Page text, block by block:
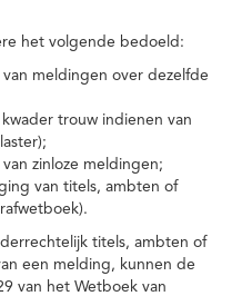
het volgende bedoeld:
meldingen over dezelfde
trouw indienen van
zinloze meldingen;
van titels, ambten of
titels, ambten of
een melding, kunnen de
van het Wetboek van